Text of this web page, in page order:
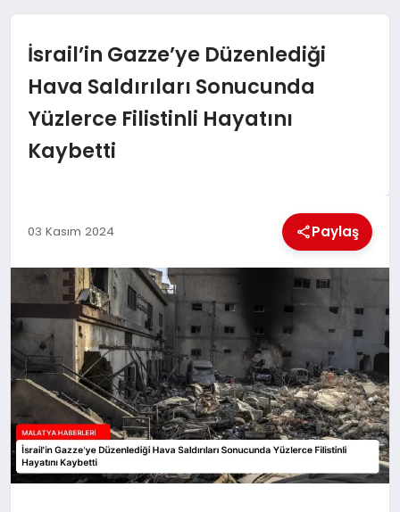
DÜNYA
EĞITIM
EKONOMI
SIYASET
SPOR
TEKNOLOJI
İsrail’in Gazze’ye Düzenlediği
Hava Saldırıları Sonucunda
Yüzlerce Filistinli Hayatını
Kaybetti
03 Kasım 2024 Paylaş